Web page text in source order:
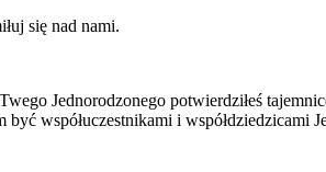
się nad nami.
Jednorodzonego potwierdziłeś
współuczestnikami i współdziedzicami